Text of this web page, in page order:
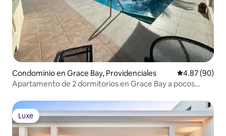
Condominio en Grace Bay, Providenciales Calificación
4.87 (90)
Apartamento de 2 dormitorios en Grace Bay a pocos
Luxe
Luxe